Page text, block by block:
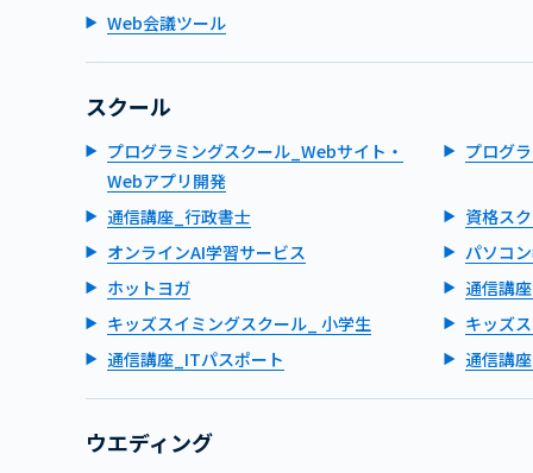
Web会議ツール
スクール
プログラミングスクール_Webサイト・
Webアプリ開発
プログ
通信講座_行政書士
資格ス
オンラインAI学習サービス
パソコ
ホットヨガ
通信講
キッズスイミングスクール_ 小学生
キッズ
通信講座_ITパスポート
通信講
ウエディング